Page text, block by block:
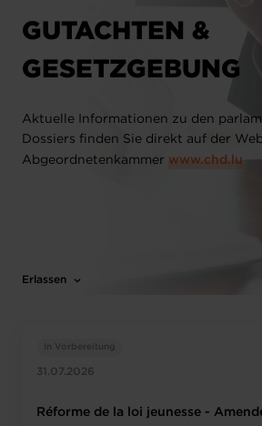
GUTACHTEN &
GESETZGEBUNG
Aktuelle Informationen zu den
Dossiers finden Sie direkt auf der
Abgeordnetenkammer www.chd.lu
Erlassen
31.07.2026
In Vorbereitung
Réforme de la loi jeunesse -